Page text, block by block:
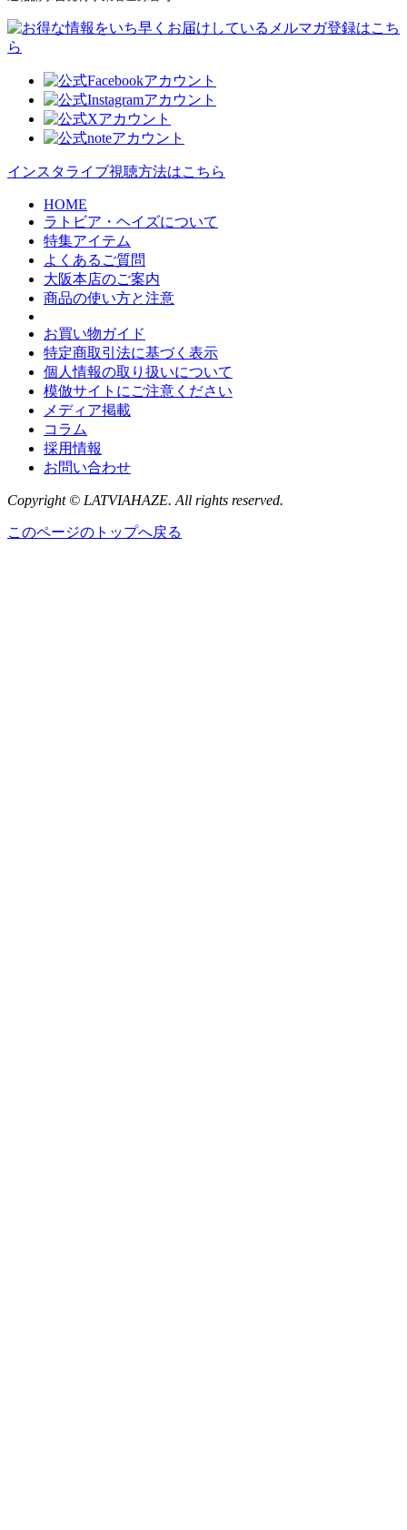
インスタライブ視聴方法はこちら
HOME
ラトビア・ヘイズについて
特集アイテム
よくあるご質問
大阪本店のご案内
商品の使い方と注意
お買い物ガイド
特定商取引法に基づく表示
個人情報の取り扱いについて
模倣サイトにご注意ください
メディア掲載
コラム
採用情報
お問い合わせ
Copyright © LATVIAHAZE. All rights reserved.
このページのトップへ戻る